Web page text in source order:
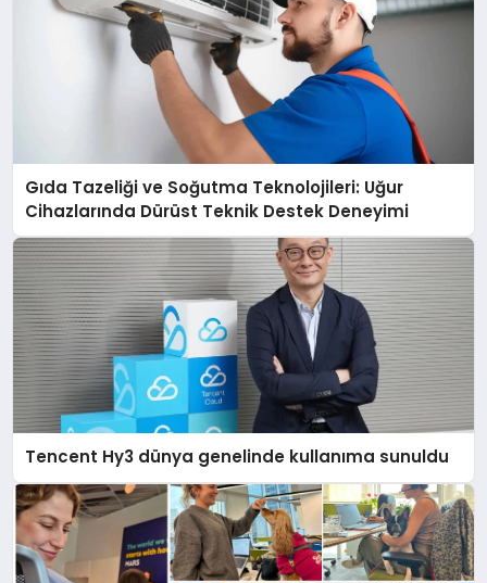
Gıda Tazeliği ve Soğutma Teknolojileri: Uğur
Cihazlarında Dürüst Teknik Destek Deneyimi
Tencent Hy3 dünya genelinde kullanıma sunuldu